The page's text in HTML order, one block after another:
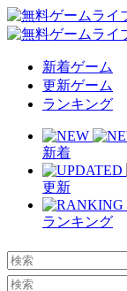
新着ゲーム
更新ゲーム
ランキング
新着
更新
ランキング